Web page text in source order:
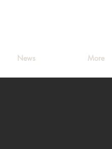
News More